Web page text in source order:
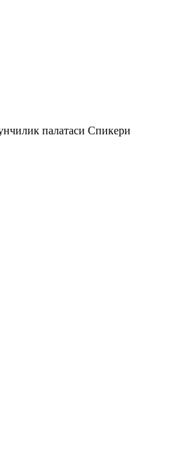
палатаси Спикери